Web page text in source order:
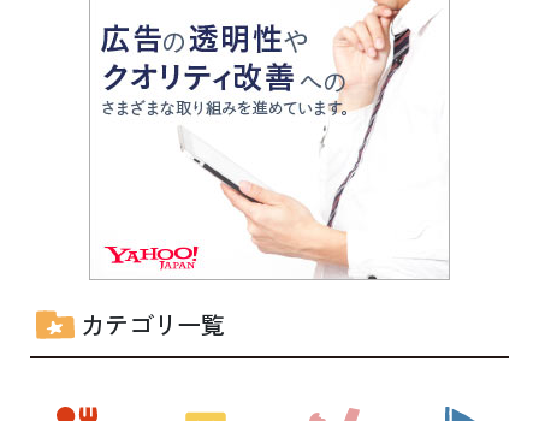
カテゴリ一覧